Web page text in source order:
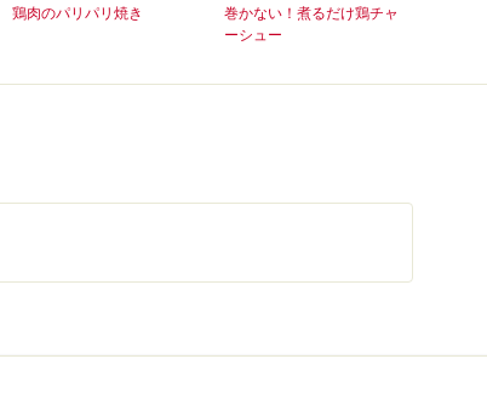
鶏肉のパリパリ焼き
巻かない！煮るだけ鶏チャ
ーシュー